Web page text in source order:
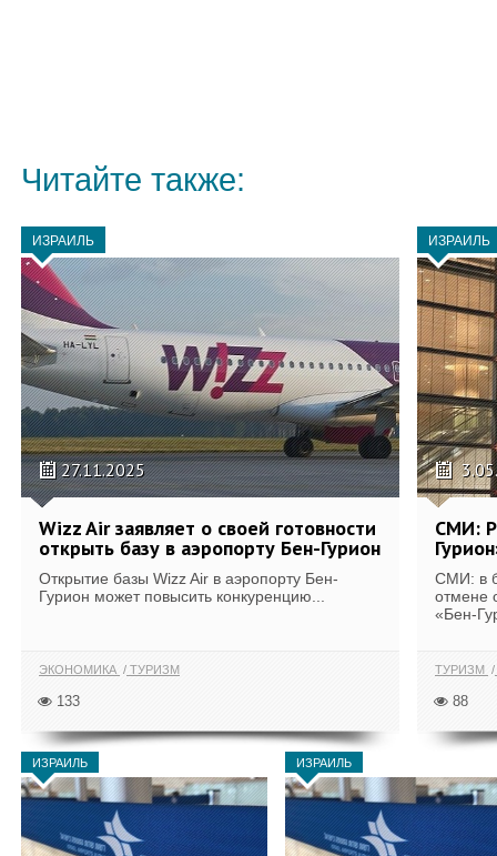
Читайте также:
ИЗРАИЛЬ
27.11.2025
Wizz Air заявляет о своей готовности
открыть базу в аэропорту Бен-Гурион
Открытие базы Wizz Air в аэропорту Бен-
Гурион может повысить конкуренцию...
ЭКОНОМИКА ТУРИЗМ
133
ИЗРАИЛЬ
СМИ:
СМИ: в
отмене
«‎Бен-
ТУРИЗМ
88
ИЗРАИЛЬ ИЗРАИЛЬ